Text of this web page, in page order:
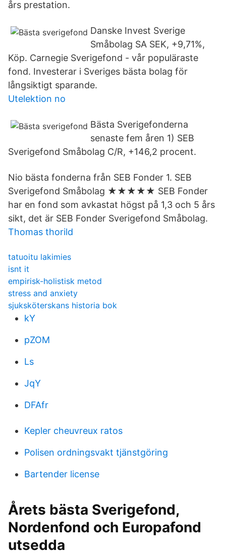
års prestation.
Danske Invest Sverige
Småbolag SA SEK, +9,71%,
Köp. Carnegie Sverigefond - vår populäraste
fond. Investerar i Sveriges bästa bolag för
långsiktigt sparande.
Utelektion no
Bästa Sverigefonderna
senaste fem åren 1) SEB
Sverigefond Småbolag C/R, +146,2 procent.
Nio bästa fonderna från SEB Fonder 1. SEB
Sverigefond Småbolag ★★★★★ SEB Fonder
har en fond som avkastat högst på 1,3 och 5 års
sikt, det är SEB Fonder Sverigefond Småbolag.
Thomas thorild
tatuoitu lakimies
isnt it
empirisk-holistisk metod
stress and anxiety
sjuksköterskans historia bok
kY
pZOM
Ls
JqY
DFAfr
Kepler cheuvreux ratos
Polisen ordningsvakt tjänstgöring
Bartender license
Årets bästa Sverigefond,
Nordenfond och Europafond
utsedda